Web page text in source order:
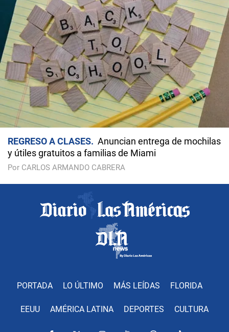
REGRESO A CLASES
Anuncian entrega de mochilas
y útiles gratuitos a familias de Miami
Por CARLOS ARMANDO CABRERA
PORTADA LO ÚLTIMO MÁS LEÍDAS FLORIDA
EEUU AMÉRICA LATINA DEPORTES CULTURA